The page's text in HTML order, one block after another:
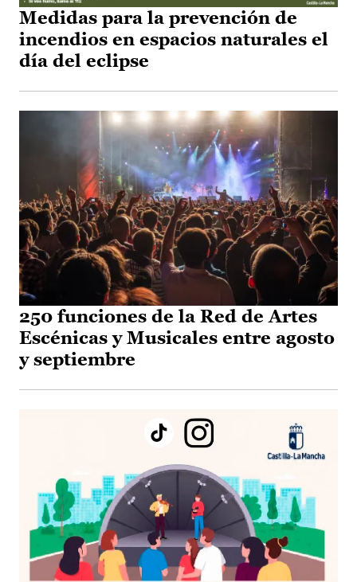
Medidas para la prevención de
incendios en espacios naturales el
día del eclipse
250 funciones de la Red de Artes
Escénicas y Musicales entre agosto
y septiembre